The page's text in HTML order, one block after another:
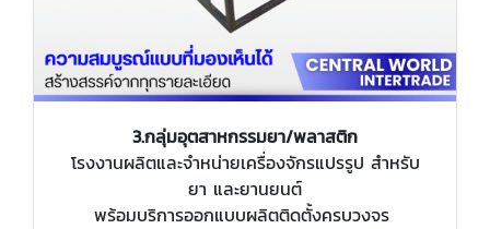
3.กลุ่มอุตสาหกรรมยา/พลาสติก
โรงงานผลิตและจำหน่ายเครื่องจักรแปรรูป สำหรับ
ยา และยานยนต์
พร้อมบริการออกแบบผลิตติดตั้งครบวงจร